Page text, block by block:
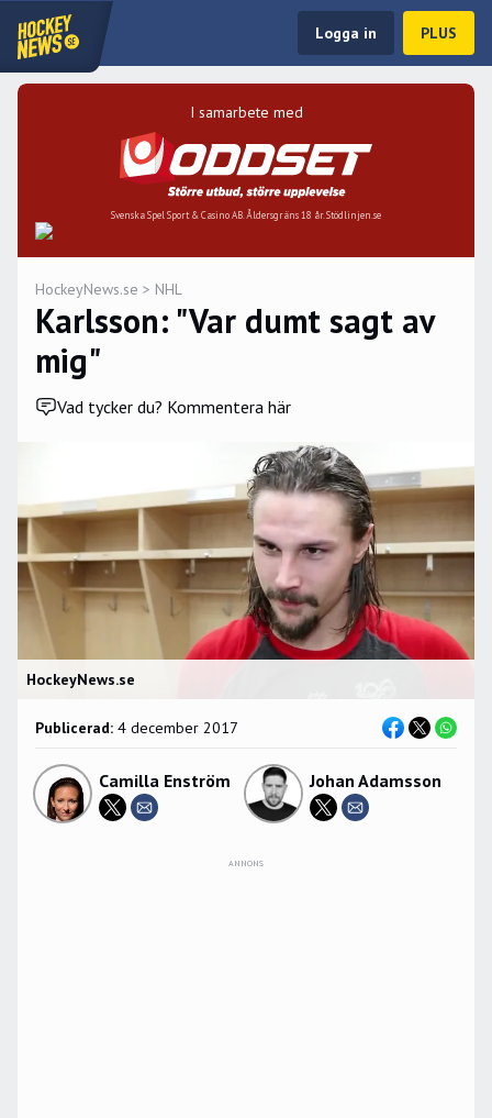
Logga in PLUS
I samarbete med
Svenska Spel Sport & Casino AB. Åldersgräns 18 år. Stödlinjen.se
HockeyNews.se > NHL
Karlsson: "Var dumt sagt av
mig"
Vad tycker du? Kommentera här
HockeyNews.se
Publicerad: 4 december 2017
Camilla Enström Johan Adamsson
ANNONS